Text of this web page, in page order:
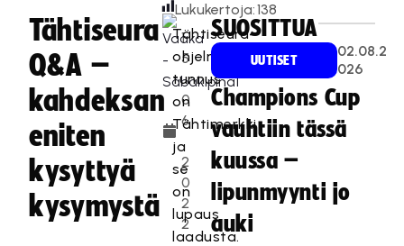
Tähtiseura
Q&A –
kahdeksan
eniten
kysyttyä
kysymystä
1
5
.
0
6
.
2
0
2
2
Lukukertoja:138
Tähtiseura-
ohjelman
tunnus
on
Tähtimerkki
ja
se
on
lupaus
laadusta.
SUOSITTUA
UUTISET
02.08.2
026
Champions Cup
vauhtiin tässä
kuussa –
lipunmyynti jo
auki